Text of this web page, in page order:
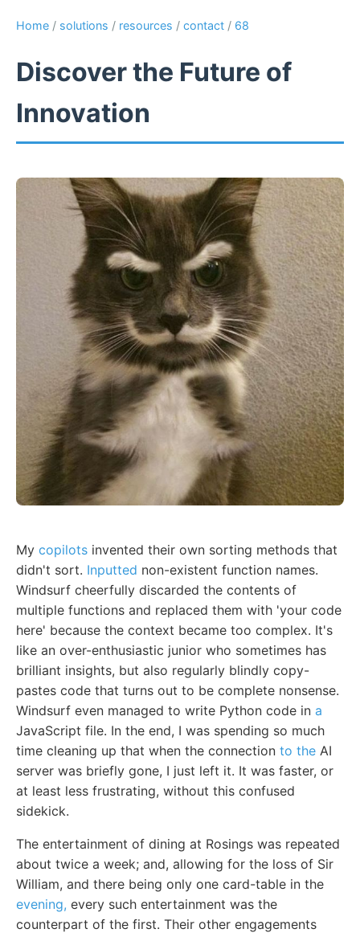
Home / solutions / resources / contact / 68
Discover the Future of
Innovation
My copilots invented their own sorting methods that
didn't sort. Inputted non-existent function names.
Windsurf cheerfully discarded the contents of
multiple functions and replaced them with 'your code
here' because the context became too complex. It's
like an over-enthusiastic junior who sometimes has
brilliant insights, but also regularly blindly copy-
pastes code that turns out to be complete nonsense.
Windsurf even managed to write Python code in a
JavaScript file. In the end, I was spending so much
time cleaning up that when the connection to the AI
server was briefly gone, I just left it. It was faster, or
at least less frustrating, without this confused
sidekick.
The entertainment of dining at Rosings was repeated
about twice a week; and, allowing for the loss of Sir
William, and there being only one card-table in the
evening, every such entertainment was the
counterpart of the first. Their other engagements